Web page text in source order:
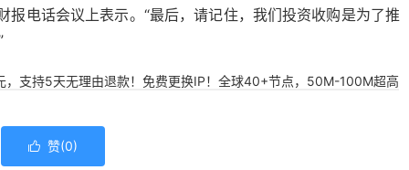
报电话会议上表示。“最后，请记住，我们投资收购是为了推
，支持5天无理由退款！免费更换IP！全球40+节点，50M-100M超高
 赞(0)